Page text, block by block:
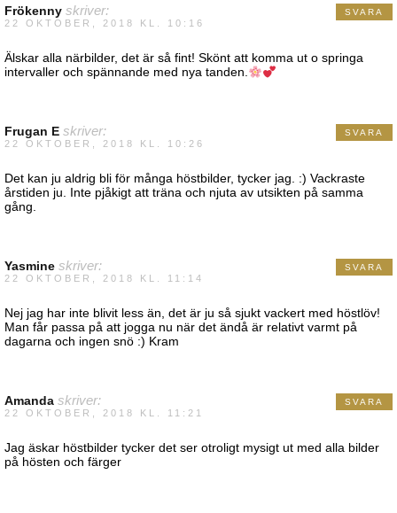
Frökenny skriver:
22 OKTOBER, 2018 KL. 10:16
Älskar alla närbilder, det är så fint! Skönt att komma ut o springa
intervaller och spännande med nya tanden.
SVARA
Frugan E skriver:
22 OKTOBER, 2018 KL. 10:26
Det kan ju aldrig bli för många höstbilder, tycker jag. :) Vackraste
årstiden ju. Inte pjåkigt att träna och njuta av utsikten på samma
gång.
SVARA
Yasmine skriver:
22 OKTOBER, 2018 KL. 11:14
Nej jag har inte blivit less än, det är ju så sjukt vackert med höstlöv!
Man får passa på att jogga nu när det ändå är relativt varmt på
dagarna och ingen snö :) Kram
SVARA
Amanda skriver:
22 OKTOBER, 2018 KL. 11:21
Jag äskar höstbilder tycker det ser otroligt mysigt ut med alla bilder
på hösten och färger
SVARA